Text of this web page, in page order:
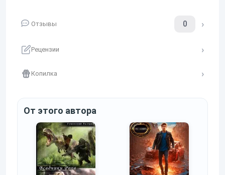
Отзывы 0
Рецензии
Копилка
От этого автора